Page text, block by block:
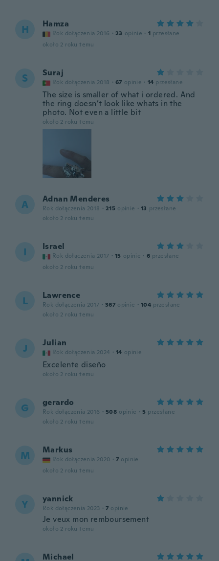
H Hamza
Rok dołączenia 2016 · 23 opinie · 1 przesłane
około 2 roku temu
S Suraj
Rok dołączenia 2018 · 67 opinie · 14 przesłane
The size is smaller of what i ordered. And
the ring doesn’t look like whats in the
photo. Not even a little bit
około 2 roku temu
A Adnan Menderes
Rok dołączenia 2018 · 215 opinie · 13 przesłane
około 2 roku temu
I Israel
Rok dołączenia 2017 · 15 opinie · 6 przesłane
około 2 roku temu
L Lawrence
Rok dołączenia 2017 · 367 opinie · 104 przesłane
około 2 roku temu
J Julian
Rok dołączenia 2024 · 14 opinie
Excelente diseño
około 2 roku temu
G gerardo
Rok dołączenia 2016 · 508 opinie · 5 przesłane
około 2 roku temu
M Markus
Rok dołączenia 2020 · 7 opinie
około 2 roku temu
Y yannick
Rok dołączenia 2023 · 7 opinie
Je veux mon remboursement
około 2 roku temu
Michael